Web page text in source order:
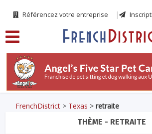
Référencez votre entreprise
FrenchDistrict > Texas >retraite
THÈME - RETRAITE